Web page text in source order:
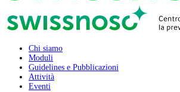
Chi siamo
Moduli
Guidelines e Pubblicazioni
Attività
Eventi